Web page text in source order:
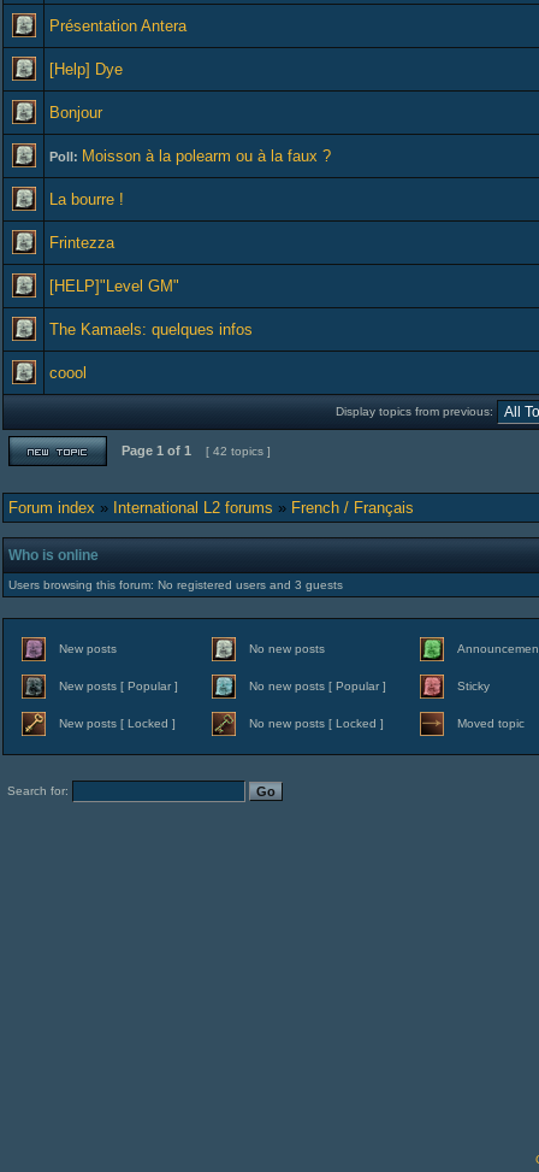
Présentation Antera
[Help] Dye
Bonjour
Poll: Moisson à la polearm ou à la faux ?
La bourre !
Frintezza
[HELP]"Level GM"
The Kamaels: quelques infos
coool
Display topics from previous:
Page 1 of 1 [ 42 topics ]
Forum index » International L2 forums » French / Français
Who is online
Users browsing this forum: No registered users and 3 guests
New posts No new posts
New posts [ Popular ] No new posts [ Popular ] Sticky
New posts [ Locked ] No new posts [ Locked ] Moved topic
Search for: